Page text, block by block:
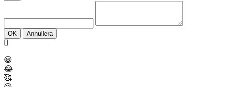
OK Annullera
😀
😂
🥰